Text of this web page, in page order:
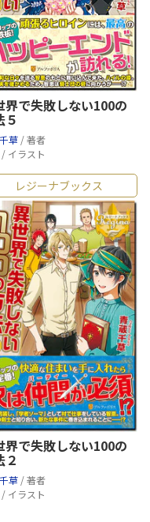
界で失敗しない100の
５
草 / 著者
/ イラスト
レジーナブックス
界で失敗しない100の
２
草 / 著者
/ イラスト